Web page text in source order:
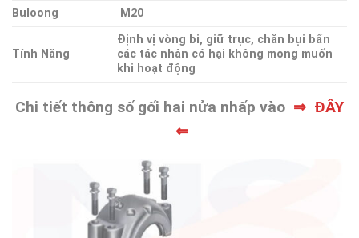
Buloong
M20
Tính Năng
Định vị vòng bi, giữ trục, chắn bụi bẩn
các tác nhân có hại không mong muốn
khi hoạt động
Chi tiết thông số gối hai nửa nhấp vào ⇒ ĐÂY
⇐